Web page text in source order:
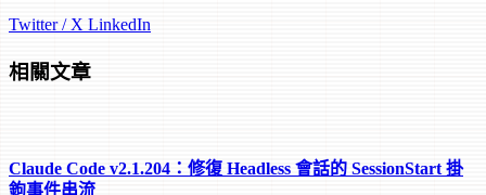
Twitter / X LinkedIn
相關文章
Claude Code v2.1.204：修復 Headless 會話的 SessionStart 掛
鉤事件串流